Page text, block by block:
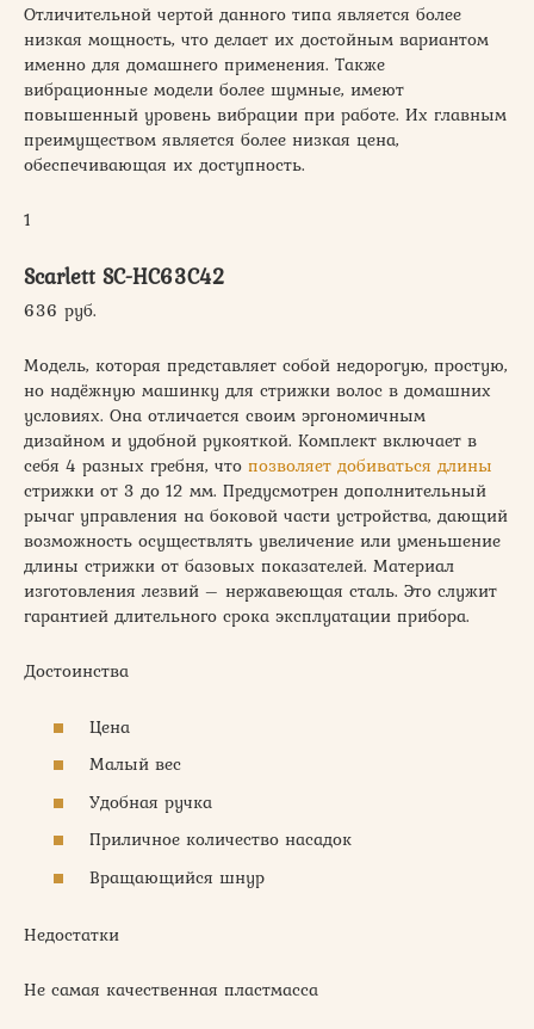
Отличительной чертой данного типа является более
низкая мощность, что делает их достойным вариантом
именно для домашнего применения. Также
вибрационные модели более шумные, имеют
повышенный уровень вибрации при работе. Их главным
преимуществом является более низкая цена,
обеспечивающая их доступность.
1
Scarlett SC-HC63C42
636 руб.
Модель, которая представляет собой недорогую, простую,
но надёжную машинку для стрижки волос в домашних
условиях. Она отличается своим эргономичным
дизайном и удобной рукояткой. Комплект включает в
себя 4 разных гребня, что позволяет добиваться длины
стрижки от 3 до 12 мм. Предусмотрен дополнительный
рычаг управления на боковой части устройства, дающий
возможность осуществлять увеличение или уменьшение
длины стрижки от базовых показателей. Материал
изготовления лезвий – нержавеющая сталь. Это служит
гарантией длительного срока эксплуатации прибора.
Достоинства
Цена
Малый вес
Удобная ручка
Приличное количество насадок
Вращающийся шнур
Недостатки
Не самая качественная пластмасса